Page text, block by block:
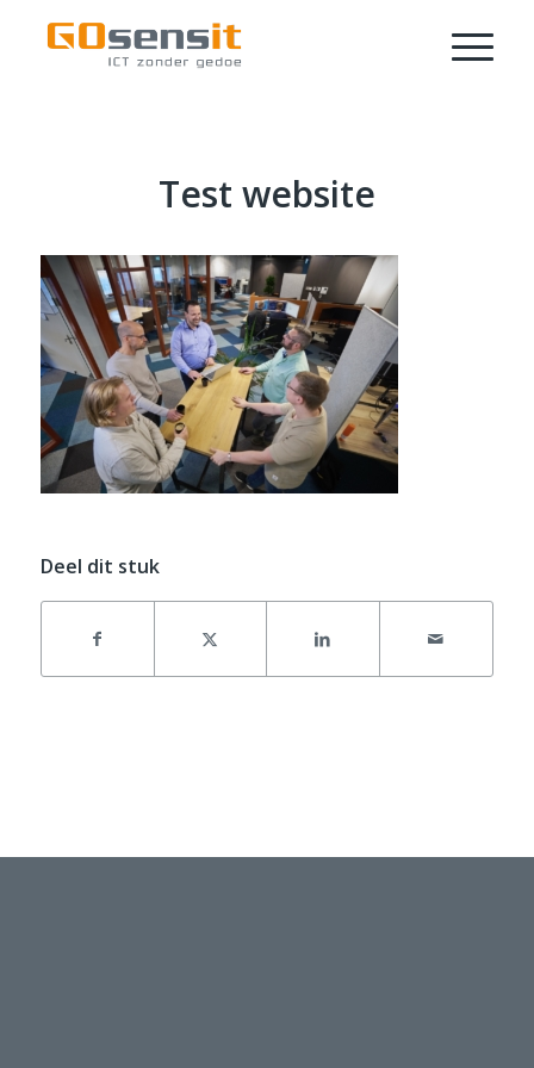
Test website
Deel dit stuk